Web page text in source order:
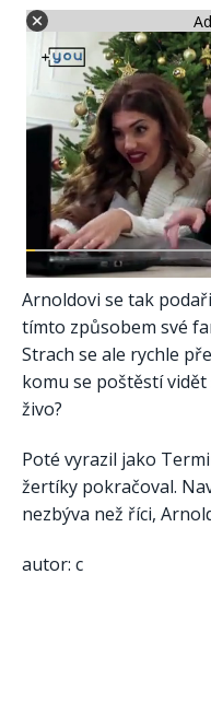
Arnoldovi se tak
tímto způsobem své
Strach se ale rychle
komu se poštěstí
živo?
Poté vyrazil jako
žertíky pokračoval.
nezbýva než říci,
autor: c